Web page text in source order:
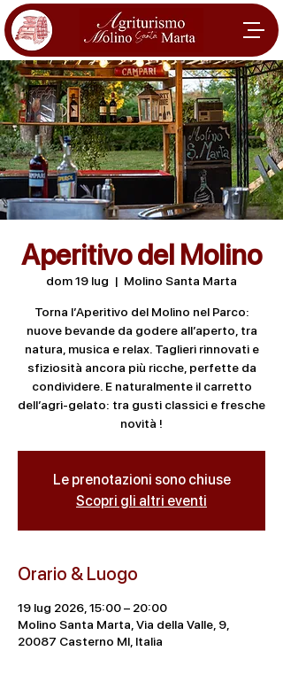
Aperitivo del Molino
dom 19 lug
  |
Molino Santa Marta
Torna l’Aperitivo del Molino nel Parco:
nuove bevande da godere all’aperto, tra
natura, musica e relax. Taglieri rinnovati e
sfiziosità ancora più ricche, perfette da
condividere. E naturalmente il carretto
dell’agri-gelato: tra gusti classici e fresche
novità !
Le prenotazioni sono chiuse
Scopri gli altri eventi
Orario & Luogo
19 lug 2026, 15:00 – 20:00
Molino Santa Marta, Via della Valle, 9,
20087 Casterno MI, Italia